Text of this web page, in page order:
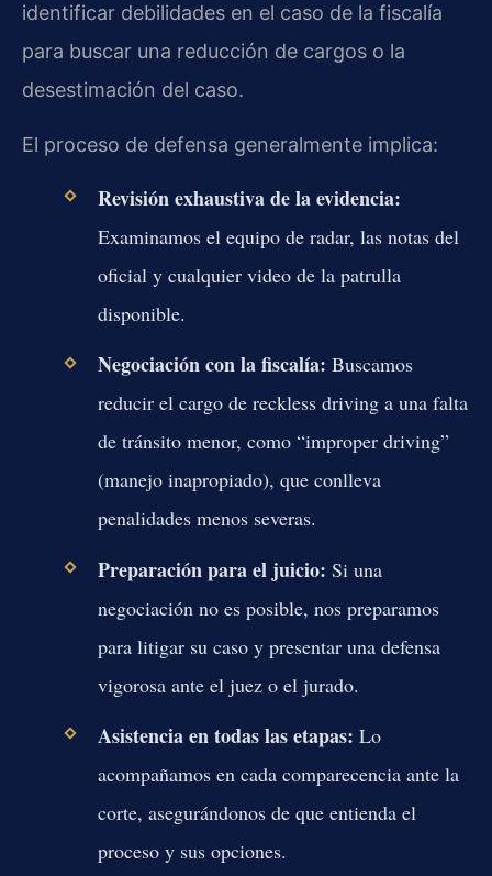
identificar debilidades en el caso de la fiscalía
para buscar una reducción de cargos o la
desestimación del caso.
El proceso de defensa generalmente implica:
Revisión exhaustiva de la evidencia:
Examinamos el equipo de radar, las notas del
oficial y cualquier video de la patrulla
disponible.
Negociación con la fiscalía: Buscamos
reducir el cargo de reckless driving a una falta
de tránsito menor, como “improper driving”
(manejo inapropiado), que conlleva
penalidades menos severas.
Preparación para el juicio: Si una
negociación no es posible, nos preparamos
para litigar su caso y presentar una defensa
vigorosa ante el juez o el jurado.
Asistencia en todas las etapas: Lo
acompañamos en cada comparecencia ante la
corte, asegurándonos de que entienda el
proceso y sus opciones.